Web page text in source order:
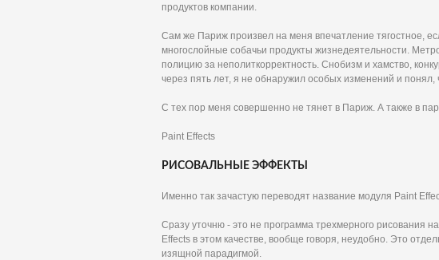
продуктов компании.
Сам же Париж произвел на меня впечатление тягостное,
многослойные собачьи продукты жизнедеятельности.
полицию за неполиткорректность. Снобизм и хамство,
через пять лет, я не обнаружил особых изменений и
С тех пор меня совершенно не тянет в Париж. А также в
Paint Effects
РИСОВАЛЬНЫЕ ЭФФЕКТЫ
Именно так зачастую переводят название модуля Paint
Сразу уточню - это не программа трехмерного рисования
Effects в этом качестве, вообще говоря, неудобно. Это
изящной парадигмой.